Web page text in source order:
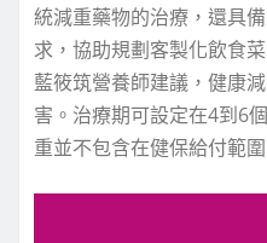
統減重藥物的治療，還具
求，協助規劃客製化飲食
藍筱筑營養師建議，健康
害。治療期可設定在4到6
重並不包含在健保給付範